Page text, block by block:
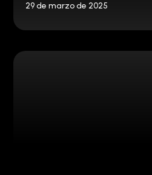
29 de marzo de 2025